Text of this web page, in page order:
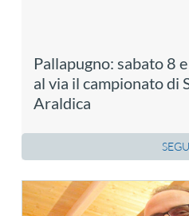
Pallapugno: sabato 8
al via il campionato di
Araldica